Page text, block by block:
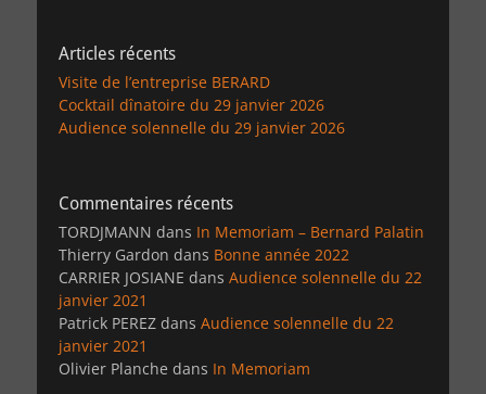
Articles récents
Visite de l’entreprise BERARD
Cocktail dînatoire du 29 janvier 2026
Audience solennelle du 29 janvier 2026
Commentaires récents
TORDJMANN dans In Memoriam – Bernard Palatin
Thierry Gardon dans Bonne année 2022
CARRIER JOSIANE dans Audience solennelle du 22
janvier 2021
Patrick PEREZ dans Audience solennelle du 22
janvier 2021
Olivier Planche dans In Memoriam